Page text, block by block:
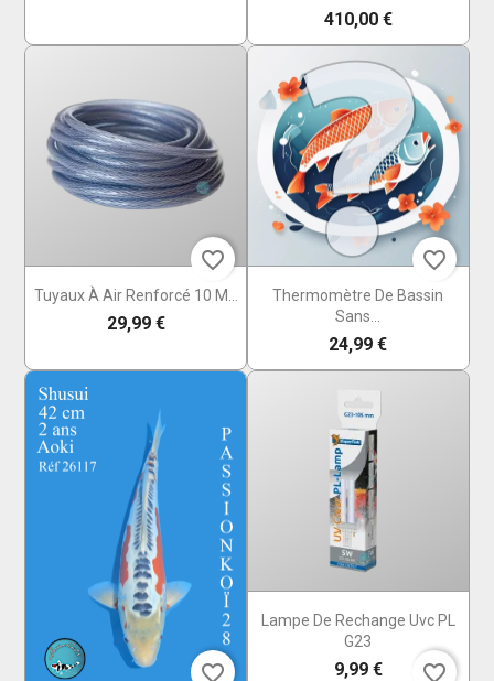
410,00 €
Tuyaux À Air Renforcé 10 M...
29,99 €
favorite_border
Thermomètre De Bassin
Sans...
24,99 €
favorite_border
favorite_border
Lampe De Rechange Uvc PL
G23
9,99 € favorite_border